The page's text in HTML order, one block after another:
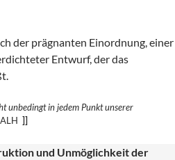
der prägnanten Einordnung, einer
Entwurf, der das
unbedingt in jedem Punkt unserer
]]
und Unmöglichkeit der